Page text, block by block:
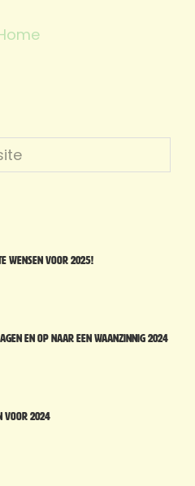
wensen voor 2025!
en op naar een waanzinnig 2024
voor 2024